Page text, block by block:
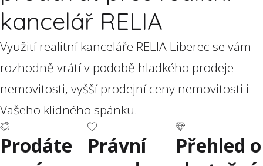
kancelář RELIA
Využití realitní kanceláře RELIA Liberec se vám
rozhodně vrátí v podobě hladkého prodeje
nemovitosti, vyšší prodejní ceny nemovitosti i
Vašeho klidného spánku.
Prodáte
Právní
Přehled o